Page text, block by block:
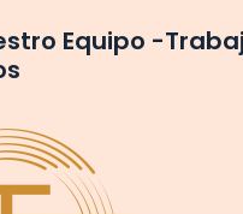
Equipo -